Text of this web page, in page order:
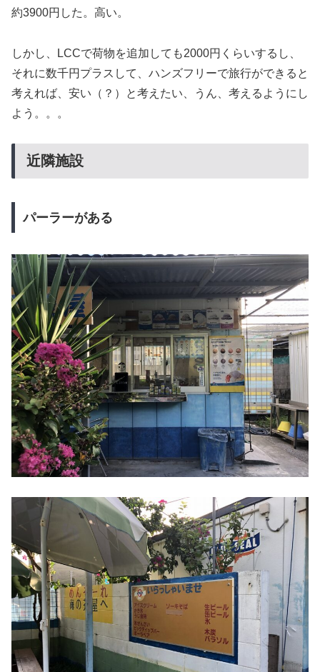
約3900円した。高い。
しかし、LCCで荷物を追加しても2000円くらいするし、
それに数千円プラスして、ハンズフリーで旅行ができると
考えれば、安い（？）と考えたい、うん、考えるようにし
よう。。。
近隣施設
パーラーがある